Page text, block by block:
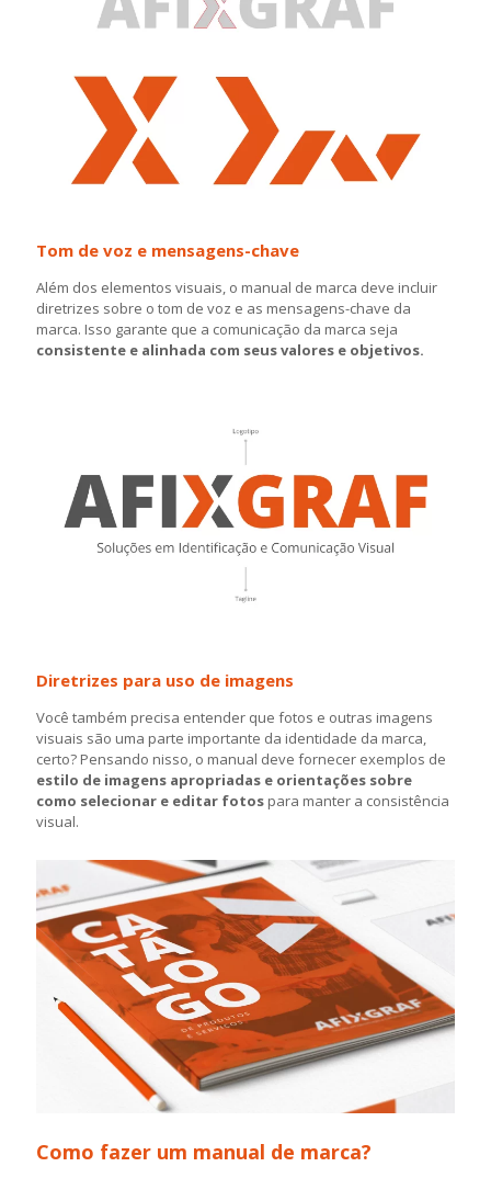
Tom de voz e mensagens-chave
Além dos elementos visuais, o manual de marca deve incluir
diretrizes sobre o tom de voz e as mensagens-chave da
marca. Isso garante que a comunicação da marca seja
consistente e alinhada com seus valores e objetivos.
Diretrizes para uso de imagens
Você também precisa entender que fotos e outras imagens
visuais são uma parte importante da identidade da marca,
certo? Pensando nisso, o manual deve fornecer exemplos de
estilo de imagens apropriadas e orientações sobre
como selecionar e editar fotos para manter a consistência
visual.
Como fazer um manual de marca?